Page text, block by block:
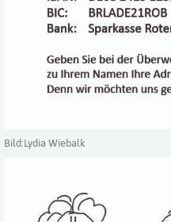
Bild:Lydia Wiebalk